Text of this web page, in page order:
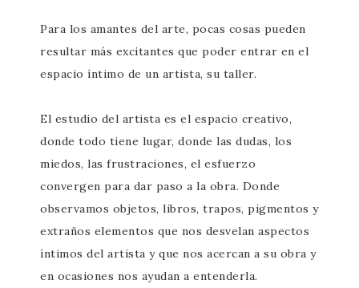
Para los amantes del arte, pocas cosas pueden
resultar más excitantes que poder entrar en el
espacio íntimo de un artista, su taller.
El estudio del artista es el espacio creativo,
donde todo tiene lugar, donde las dudas, los
miedos, las frustraciones, el esfuerzo
convergen para dar paso a la obra. Donde
observamos objetos, libros, trapos, pigmentos y
extraños elementos que nos desvelan aspectos
íntimos del artista y que nos acercan a su obra y
en ocasiones nos ayudan a entenderla.